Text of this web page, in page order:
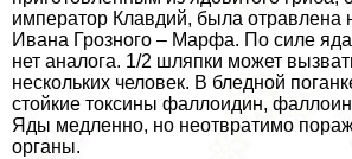
император Клавдий, была отравлена
Ивана Грозного – Марфа. По силе яда
нет аналога. 1/2 шляпки может
нескольких человек. В бледной
стойкие токсины фaллoидин,
Яды медленно, но неотвратимо
органы.